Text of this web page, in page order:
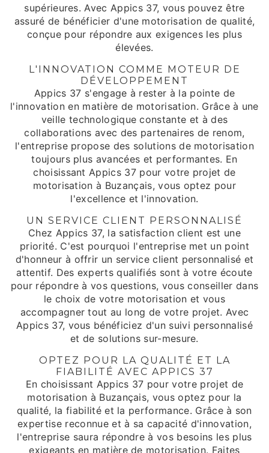
supérieures. Avec Appics 37, vous pouvez être
assuré de bénéficier d'une motorisation de qualité,
conçue pour répondre aux exigences les plus
élevées.
L'INNOVATION COMME MOTEUR DE
DÉVELOPPEMENT
Appics 37 s'engage à rester à la pointe de
l'innovation en matière de motorisation. Grâce à une
veille technologique constante et à des
collaborations avec des partenaires de renom,
l'entreprise propose des solutions de motorisation
toujours plus avancées et performantes. En
choisissant Appics 37 pour votre projet de
motorisation à Buzançais, vous optez pour
l'excellence et l'innovation.
UN SERVICE CLIENT PERSONNALISÉ
Chez Appics 37, la satisfaction client est une
priorité. C'est pourquoi l'entreprise met un point
d'honneur à offrir un service client personnalisé et
attentif. Des experts qualifiés sont à votre écoute
pour répondre à vos questions, vous conseiller dans
le choix de votre motorisation et vous
accompagner tout au long de votre projet. Avec
Appics 37, vous bénéficiez d'un suivi personnalisé
et de solutions sur-mesure.
OPTEZ POUR LA QUALITÉ ET LA
FIABILITÉ AVEC APPICS 37
En choisissant Appics 37 pour votre projet de
motorisation à Buzançais, vous optez pour la
qualité, la fiabilité et la performance. Grâce à son
expertise reconnue et à sa capacité d'innovation,
l'entreprise saura répondre à vos besoins les plus
exigeants en matière de motorisation. Faites